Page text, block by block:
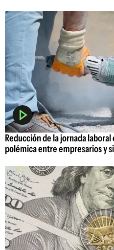
Reducción de la jornada
polémica entre empresarios y